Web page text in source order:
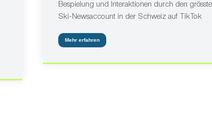
Bespielung und Interaktionen durch den
Ski-Newsaccount in der Schweiz auf TikTok
Mehr erfahren